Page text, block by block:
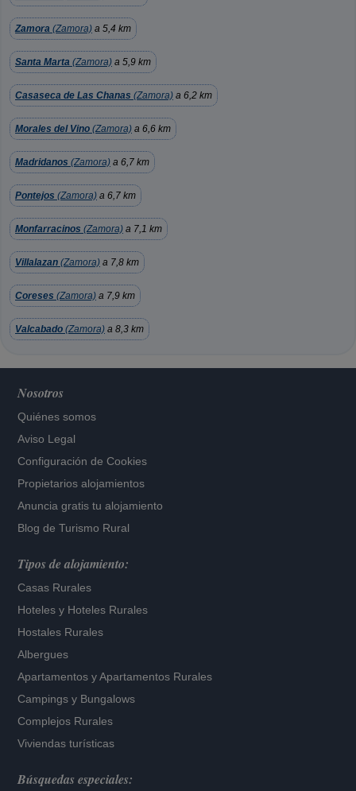
Zamora (Zamora) a 5,4 km
Santa Marta (Zamora) a 5,9 km
Casaseca de Las Chanas (Zamora) a 6,2 km
Morales del Vino (Zamora) a 6,6 km
Madridanos (Zamora) a 6,7 km
Pontejos (Zamora) a 6,7 km
Monfarracinos (Zamora) a 7,1 km
Villalazan (Zamora) a 7,8 km
Coreses (Zamora) a 7,9 km
Valcabado (Zamora) a 8,3 km
Nosotros
Quiénes somos
Aviso Legal
Configuración de Cookies
Propietarios alojamientos
Anuncia gratis tu alojamiento
Blog de Turismo Rural
Tipos de alojamiento:
Casas Rurales
Hoteles y Hoteles Rurales
Hostales Rurales
Albergues
Apartamentos yApartamentos Rurales
Campings y Bungalows
Complejos Rurales
Viviendas turísticas
Búsquedas especiales: